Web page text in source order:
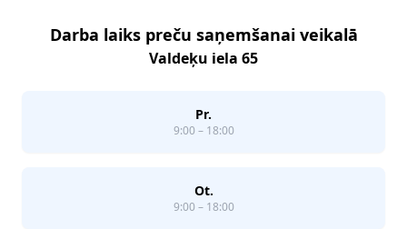
Darba laiks preču saņemšanai veikalā
Valdeķu iela 65
Pr.
9:00 – 18:00
Ot.
9:00 – 18:00